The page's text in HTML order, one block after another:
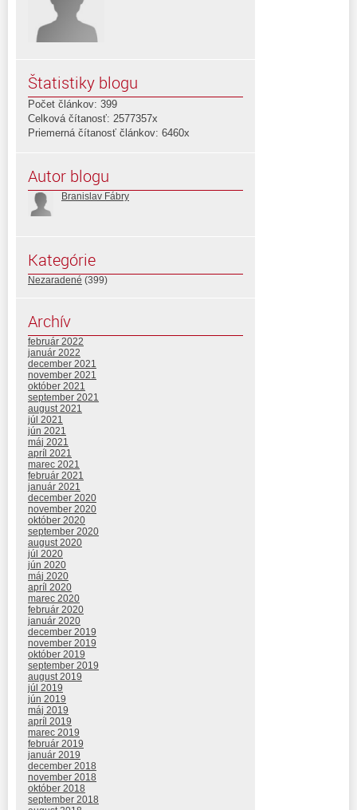
Štatistiky blogu
Počet článkov: 399
Celková čítanosť: 2577357x
Priemerná čítanosť článkov: 6460x
Autor blogu
Branislav Fábry
Kategórie
Nezaradené (399)
Archív
február 2022
január 2022
december 2021
november 2021
október 2021
september 2021
august 2021
júl 2021
jún 2021
máj 2021
apríl 2021
marec 2021
február 2021
január 2021
december 2020
november 2020
október 2020
september 2020
august 2020
júl 2020
jún 2020
máj 2020
apríl 2020
marec 2020
február 2020
január 2020
december 2019
november 2019
október 2019
september 2019
august 2019
júl 2019
jún 2019
máj 2019
apríl 2019
marec 2019
február 2019
január 2019
december 2018
november 2018
október 2018
september 2018